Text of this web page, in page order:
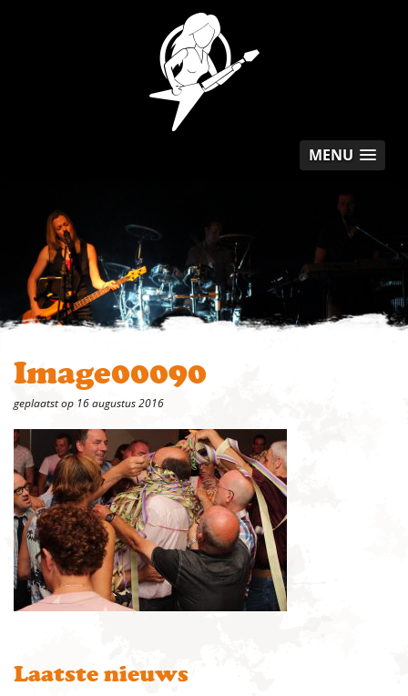
MENU
Image00090
geplaatst op 16 augustus 2016
Laatste nieuws